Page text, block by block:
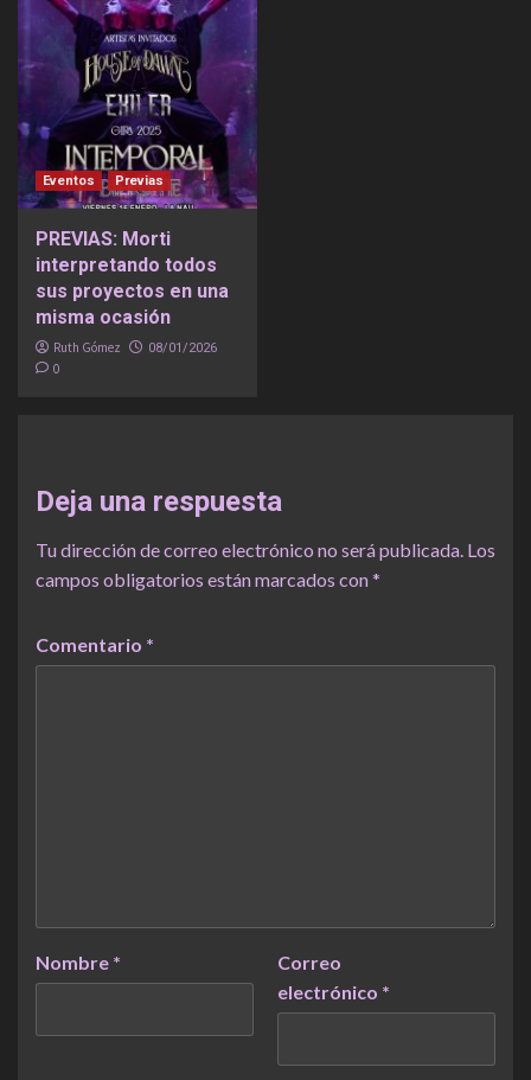
Eventos Previas
PREVIAS: Morti
interpretando todos
sus proyectos en una
misma ocasión
Ruth Gómez 08/01/2026
0
Deja una respuesta
Tu dirección de correo electrónico no será publicada. Los
campos obligatorios están marcados con*
Comentario *
Nombre *
Correo
electrónico *